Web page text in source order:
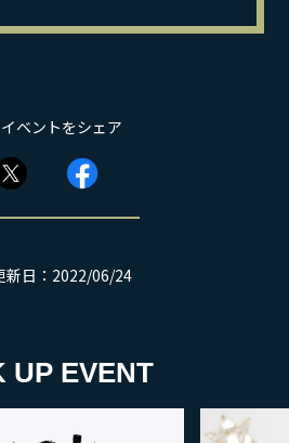
ベントをシェア
新日：2022/06/24
UP EVENT